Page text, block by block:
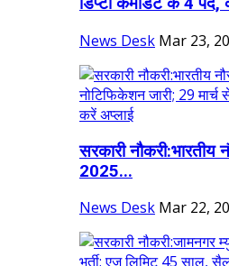
News Desk Mar 23,
सरकारी नौकरी:भारतीय
2025...
News Desk Mar 22,